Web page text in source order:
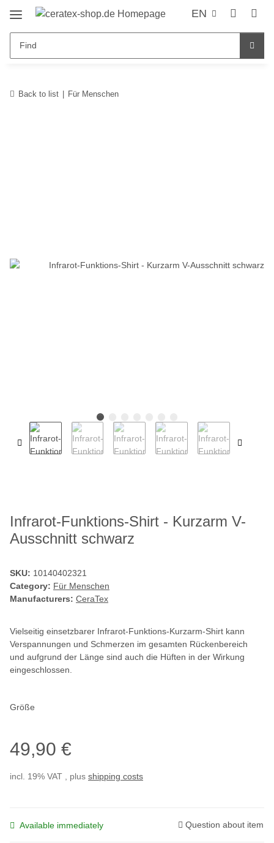
EN
Back to list Für Menschen
Infrarot-Funktions-Shirt - Kurzarm V-
Ausschnitt schwarz
SKU: 10140402321
Category: Für Menschen
Manufacturers: CeraTex
Vielseitig einsetzbarer Infrarot-Funktions-Kurzarm-Shirt kann
Verspannungen und Schmerzen im gesamten Rückenbereich
und aufgrund der Länge sind auch die Hüften in der Wirkung
eingeschlossen.
Größe
49,90 €
incl. 19% VAT , plus shipping costs
Available immediately Question about item